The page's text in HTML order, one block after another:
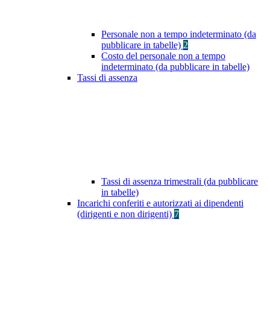
Personale non a tempo indeterminato (da
pubblicare in tabelle) 2
Costo del personale non a tempo
indeterminato (da pubblicare in tabelle)
Tassi di assenza
Tassi di assenza trimestrali (da pubblicare
in tabelle)
Incarichi conferiti e autorizzati ai dipendenti
(dirigenti e non dirigenti) 7